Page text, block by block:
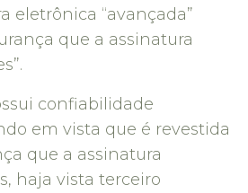
eletrônica “avançada”
que a assinatura
confiabilidade
em vista que é revestida
que a assinatura
haja vista terceiro